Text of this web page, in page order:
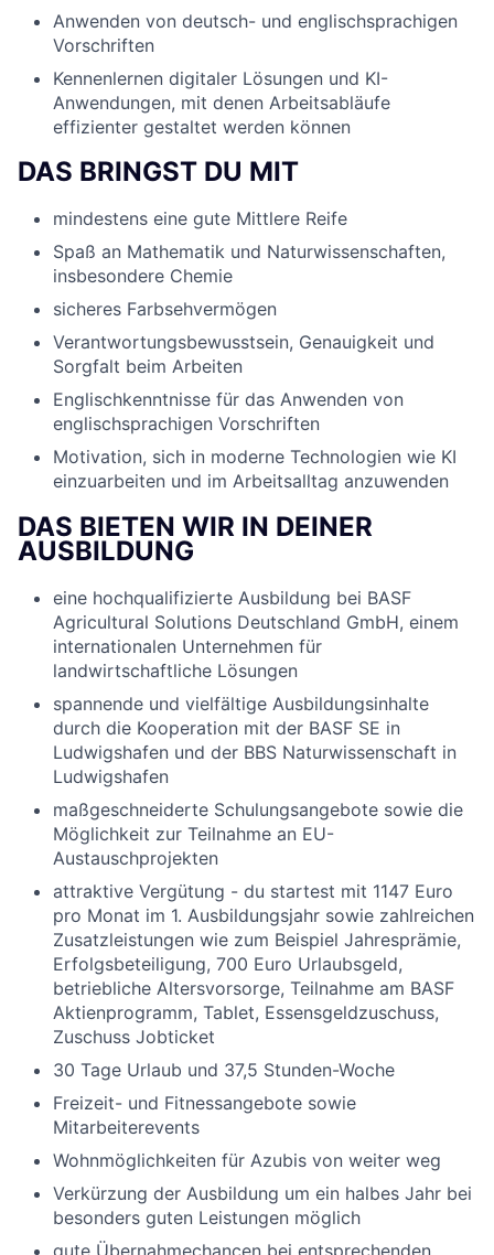
Anwenden von deutsch- und englischsprachigen
Vorschriften
Kennenlernen digitaler Lösungen und KI-
Anwendungen, mit denen Arbeitsabläufe
effizienter gestaltet werden können
DAS BRINGST DU MIT
mindestens eine gute Mittlere Reife
Spaß an Mathematik und Naturwissenschaften,
insbesondere Chemie
sicheres Farbsehvermögen
Verantwortungsbewusstsein, Genauigkeit und
Sorgfalt beim Arbeiten
Englischkenntnisse für das Anwenden von
englischsprachigen Vorschriften
Motivation, sich in moderne Technologien wie KI
einzuarbeiten und im Arbeitsalltag anzuwenden
DAS BIETEN WIR IN DEINER
AUSBILDUNG
eine hochqualifizierte Ausbildung bei BASF
Agricultural Solutions Deutschland GmbH, einem
internationalen Unternehmen für
landwirtschaftliche Lösungen
spannende und vielfältige Ausbildungsinhalte
durch die Kooperation mit der BASF SE in
Ludwigshafen und der BBS Naturwissenschaft in
Ludwigshafen
maßgeschneiderte Schulungsangebote sowie die
Möglichkeit zur Teilnahme an EU-
Austauschprojekten
attraktive Vergütung - du startest mit 1147 Euro
pro Monat im 1. Ausbildungsjahr sowie zahlreichen
Zusatzleistungen wie zum Beispiel Jahresprämie,
Erfolgsbeteiligung, 700 Euro Urlaubsgeld,
betriebliche Altersvorsorge, Teilnahme am BASF
Aktienprogramm, Tablet, Essensgeldzuschuss,
Zuschuss Jobticket
30 Tage Urlaub und 37,5 Stunden-Woche
Freizeit- und Fitnessangebote sowie
Mitarbeiterevents
Wohnmöglichkeiten für Azubis von weiter weg
Verkürzung der Ausbildung um ein halbes Jahr bei
besonders guten Leistungen möglich